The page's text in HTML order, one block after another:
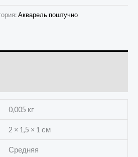
Акварель поштучно
0,005 кг
2 × 1,5 × 1 см
Средняя